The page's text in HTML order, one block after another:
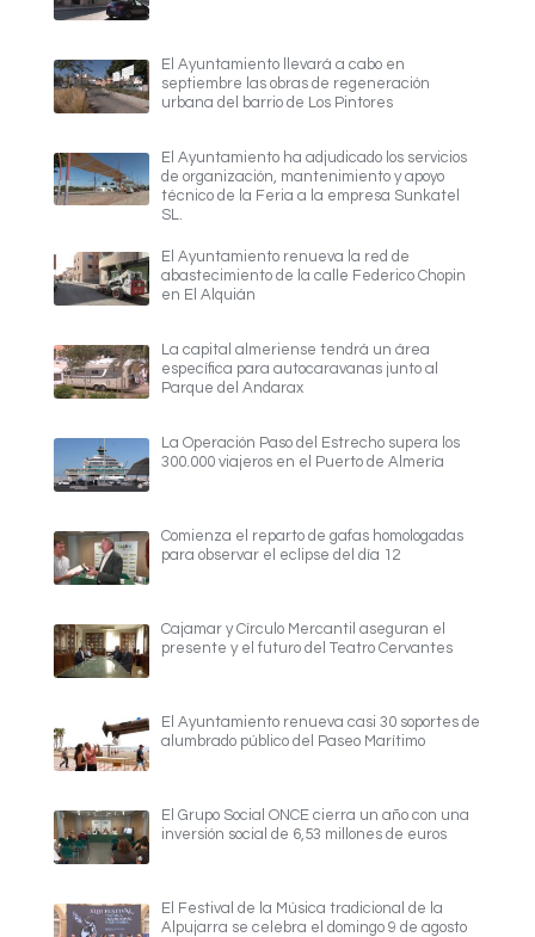
El Ayuntamiento llevará a cabo en
septiembre las obras de regeneración
urbana del barrio de Los Pintores
El Ayuntamiento ha adjudicado los servicios
de organización, mantenimiento y apoyo
técnico de la Feria a la empresa Sunkatel
SL.
El Ayuntamiento renueva la red de
abastecimiento de la calle Federico Chopin
en El Alquián
La capital almeriense tendrá un área
específica para autocaravanas junto al
Parque del Andarax
La Operación Paso del Estrecho supera los
300.000 viajeros en el Puerto de Almería
Comienza el reparto de gafas homologadas
para observar el eclipse del día 12
Cajamar y Círculo Mercantil aseguran el
presente y el futuro del Teatro Cervantes
El Ayuntamiento renueva casi 30 soportes de
alumbrado público del Paseo Marítimo
El Grupo Social ONCE cierra un año con una
inversión social de 6,53 millones de euros
El Festival de la Música tradicional de la
Alpujarra se celebra el domingo 9 de agosto